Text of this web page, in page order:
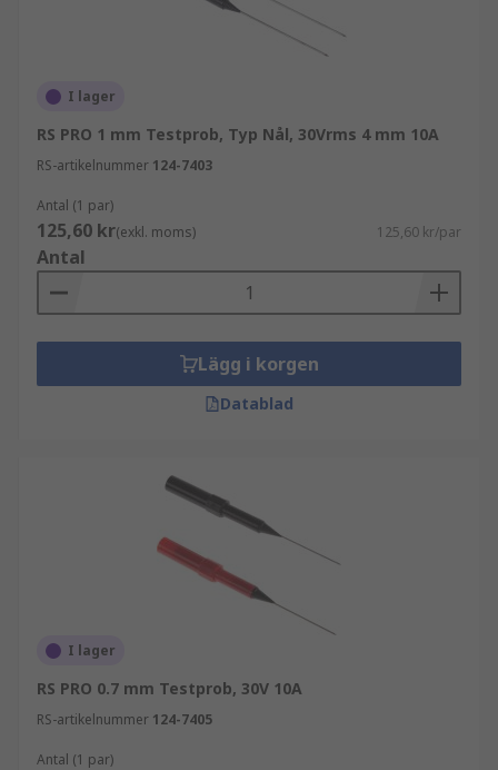
I lager
RS PRO 1 mm Testprob, Typ Nål, 30Vrms 4 mm 10A
RS-artikelnummer 124-7403
Antal (1 par)
125,60 kr(exkl. moms) 125,60 kr/par
Antal
Lägg i korgen
Datablad
I lager
RS PRO 0.7 mm Testprob, 30V 10A
RS-artikelnummer 124-7405
Antal (1 par)